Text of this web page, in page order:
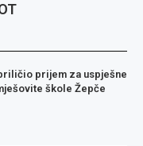
prijem za uspješne
škole Žepče